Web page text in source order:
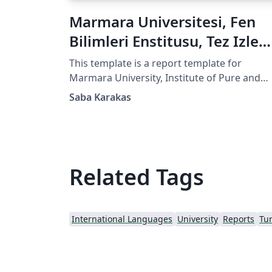
Marmara Universitesi, Fen
Bilimleri Enstitusu, Tez Izleme
Formu
This template is a report template for
Marmara University, Institute of Pure and
Applied Sciences, PhD Thesis Monitoring
Saba Karakas
Related Tags
International Languages University Reports